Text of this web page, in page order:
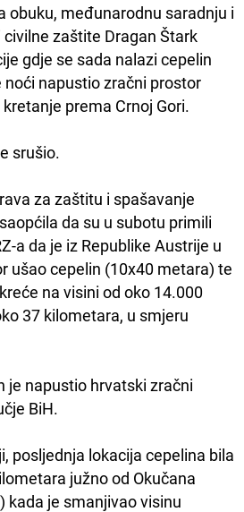
obuku, međunarodnu saradnju i
zaštite Dragan Štark
gdje se sada nalazi cepelin
napustio zračni prostor
prema Crnoj Gori.
srušio.
za zaštitu i spašavanje
da su u subotu primili
a da je iz Republike Austrije u
ušao cepelin (10x40 metara) te
na visini od oko 14.000
37 kilometara, u smjeru
je napustio hrvatski zračni
BiH.
posljednja lokacija cepelina bila
južno od Okučana
kada je smanjivao visinu